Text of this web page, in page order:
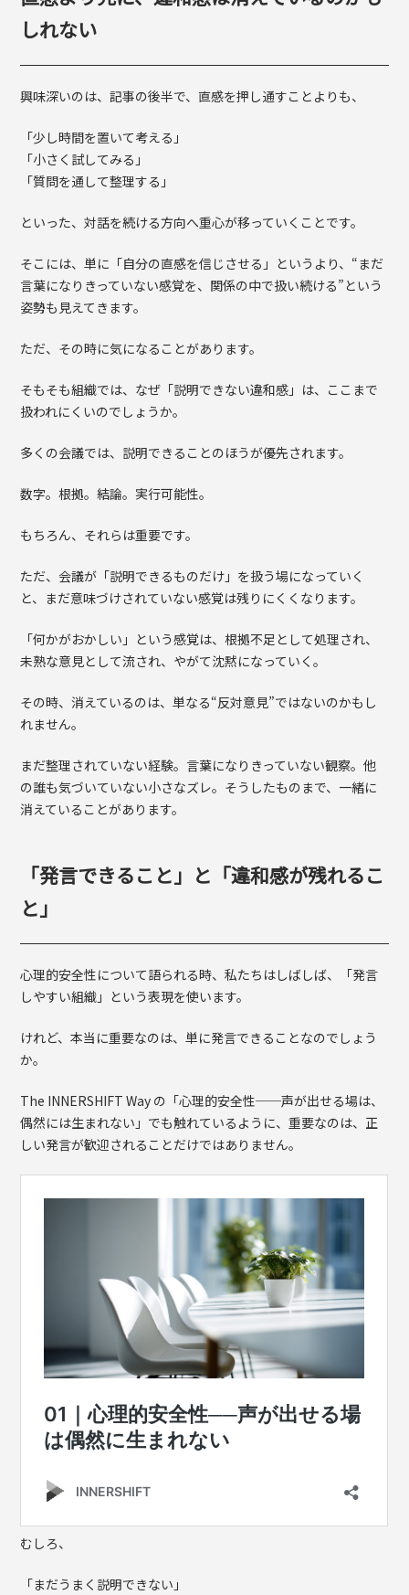
しれない
興味深いのは、記事の後半で、直感を押し通すことよりも、
「少し時間を置いて考える」
「小さく試してみる」
「質問を通して整理する」
といった、対話を続ける方向へ重心が移っていくことです。
そこには、単に「自分の直感を信じさせる」というより、“まだ
言葉になりきっていない感覚を、関係の中で扱い続ける”という
姿勢も見えてきます。
ただ、その時に気になることがあります。
そもそも組織では、なぜ「説明できない違和感」は、ここまで
扱われにくいのでしょうか。
多くの会議では、説明できることのほうが優先されます。
数字。根拠。結論。実行可能性。
もちろん、それらは重要です。
ただ、会議が「説明できるものだけ」を扱う場になっていく
と、まだ意味づけされていない感覚は残りにくくなります。
「何かがおかしい」という感覚は、根拠不足として処理され、
未熟な意見として流され、やがて沈黙になっていく。
その時、消えているのは、単なる“反対意見”ではないのかもし
れません。
まだ整理されていない経験。言葉になりきっていない観察。他
の誰も気づいていない小さなズレ。そうしたものまで、一緒に
消えていることがあります。
「発言できること」と「違和感が残れるこ
と」
心理的安全性について語られる時、私たちはしばしば、「発言
しやすい組織」という表現を使います。
けれど、本当に重要なのは、単に発言できることなのでしょう
か。
The INNERSHIFT Way の「心理的安全性──声が出せる場は、
偶然には生まれない」でも触れているように、重要なのは、正
しい発言が歓迎されることだけではありません。
むしろ、
「まだうまく説明できない」